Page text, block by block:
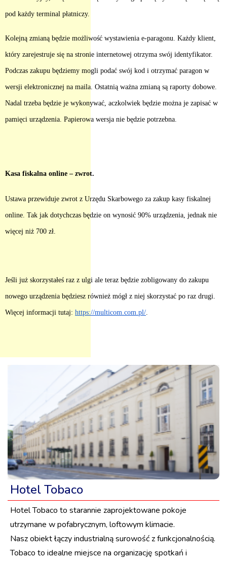
pod każdy terminal płatniczy.
Kolejną zmianą będzie możliwość wystawienia e-paragonu. Każdy klient,
który zarejestruje się na stronie internetowej otrzyma swój identyfikator.
Podczas zakupu będziemy mogli podać swój kod i otrzymać paragon w
wersji elektronicznej na maila. Ostatnią ważna zmianą są raporty dobowe.
Nadal trzeba będzie je wykonywać, aczkolwiek będzie można je zapisać w
pamięci urządzenia. Papierowa wersja nie będzie potrzebna.
Kasa fiskalna online – zwrot.
Ustawa przewiduje zwrot z Urzędu Skarbowego za zakup kasy fiskalnej
online. Tak jak dotychczas będzie on wynosić 90% urządzenia, jednak nie
więcej niż 700 zł.
Jeśli już skorzystałeś raz z ulgi ale teraz będzie zobligowany do zakupu
nowego urządzenia będziesz również mógł z niej skorzystać po raz drugi.
Więcej informacji tutaj: https://multicom.com.pl/.
Hotel Tobaco
Hotel Tobaco to starannie zaprojektowane pokoje
utrzymane w pofabrycznym, loftowym klimacie.
Nasz obiekt łączy industrialną surowość z funkcjonalnością.
Tobaco to idealne miejsce na organizację spotkań i